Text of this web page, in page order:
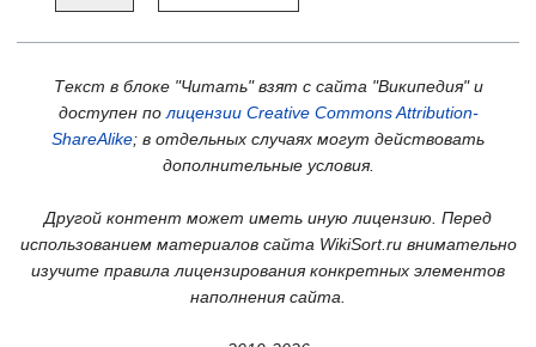
Текст в блоке "Читать" взят с сайта "Википедия" и
доступен по лицензии Creative Commons Attribution-
ShareAlike; в отдельных случаях могут действовать
дополнительные условия.
Другой контент может иметь иную лицензию. Перед
использованием материалов сайта WikiSort.ru внимательно
изучите правила лицензирования конкретных элементов
наполнения сайта.